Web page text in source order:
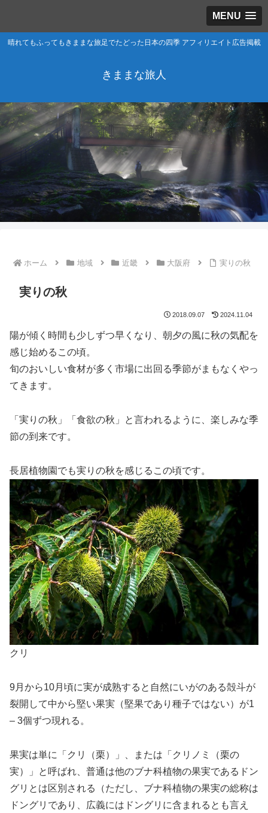
MENU
晴れてもふってもきままな旅足でたどった日本の四季 アフィリエイト広告掲載
きままな旅人
ホーム 地域 近畿 大阪府 実りの秋
実りの秋
2018.09.07 2024.11.04
陽が傾く時間も少しずつ早くなり、朝夕の風に秋の気配を
感じ始めるこの頃。
旬のおいしい食材が多く市場に出回る季節がまもなくやっ
てきます。
「実りの秋」「食欲の秋」と言われるように、楽しみな季
節の到来です。
長居植物園でも実りの秋を感じるこの頃です。
クリ
9月から10月頃に実が成熟すると自然にいがのある殻斗が
裂開して中から堅い果実（堅果であり種子ではない）が1
– 3個ずつ現れる。
果実は単に「クリ（栗）」、または「クリノミ（栗の
実）」と呼ばれ、普通は他のブナ科植物の果実であるドン
グリとは区別される（ただし、ブナ科植物の果実の総称は
ドングリであり、広義にはドングリに含まれるとも言え